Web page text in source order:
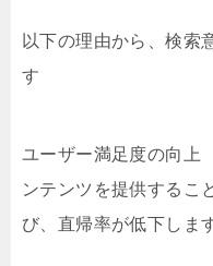
以下の理由から、検索
す
ユーザー満足度の向上
ンテンツを提供するこ
び、直帰率が低下しま